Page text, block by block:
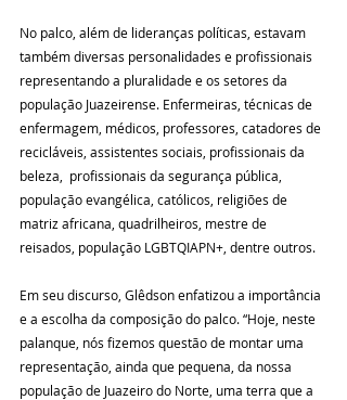
No palco, além de lideranças políticas, estavam
também diversas personalidades e profissionais
representando a pluralidade e os setores da
população Juazeirense. Enfermeiras, técnicas de
enfermagem, médicos, professores, catadores de
recicláveis, assistentes sociais, profissionais da
beleza,  profissionais da segurança pública,
população evangélica, católicos, religiões de
matriz africana, quadrilheiros, mestre de
reisados, população LGBTQIAPN+, dentre outros.
Em seu discurso, Glêdson enfatizou a importância
e a escolha da composição do palco. “Hoje, neste
palanque, nós fizemos questão de montar uma
representação, ainda que pequena, da nossa
população de Juazeiro do Norte, uma terra que a